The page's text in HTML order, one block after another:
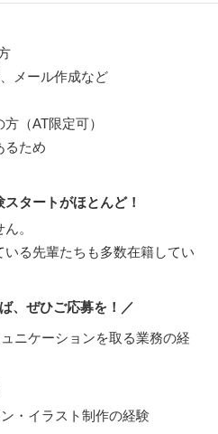
メール作成など
（AT限定可）
るため
タートがほとんど！
。
る先輩たちも多数在籍してい
、ぜひご応募を！／
ニケーションを取る業務の経
・イラスト制作の経験